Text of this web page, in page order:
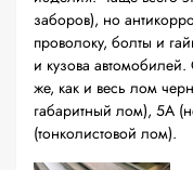
заборов), но
проволоку, болты и
и кузова автомобилей.
же, как и весь лом
габаритный лом), 5А
(тонколистовой лом).